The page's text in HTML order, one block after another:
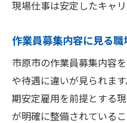
現場仕事は安定したキャ
作業員募集内容に見る
市原市の作業員募集内容
や待遇に違いが見られま
期安定雇用を前提とする
が明確に整備されているこ